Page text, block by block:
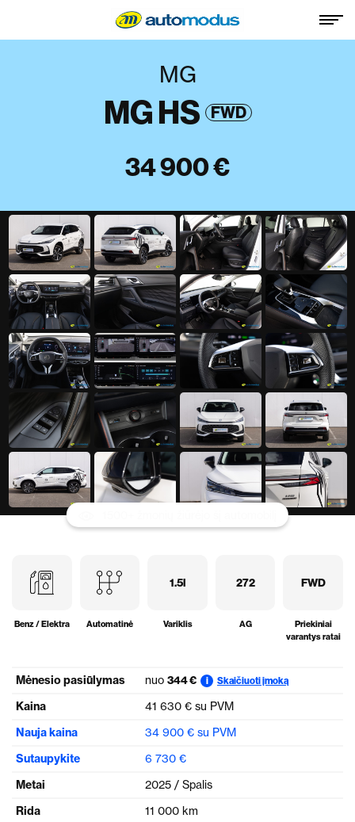
MG
MG HS FWD
34 900 €
Benz / Elektra Automatinė
1.5l
Variklis
272
AG
FWD
Priekiniai
varantys ratai
Mėnesio pasiūlymas nuo 344 € i Skaičiuoti įmoką
Kaina
41 630 € su PVM
Nauja kaina
34 900 € su PVM
Sutaupykite
6 730 €
Metai
2025 / Spalis
Rida
11 000 km